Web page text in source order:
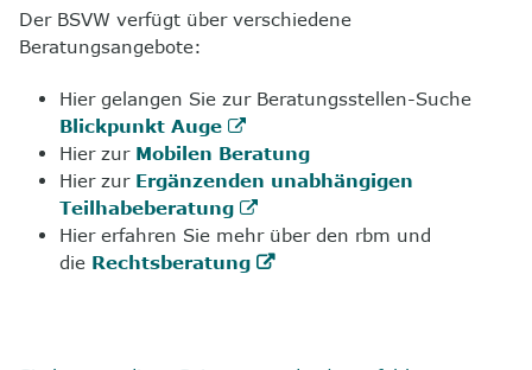
Der BSVW verfügt über verschiedene
Beratungsangebote:
Hier gelangen Sie zur Beratungsstellen-Suche
Blickpunkt Auge
Hier zur Mobilen Beratung
Hier zur Ergänzenden unabhängigen
Teilhabeberatung
Hier erfahren Sie mehr über den rbm und
die Rechtsberatung